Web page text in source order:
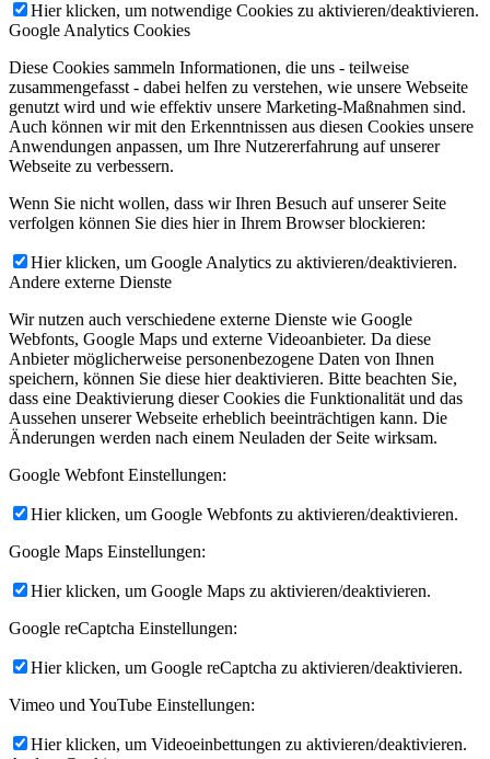
Hier klicken, um notwendige Cookies zu aktivieren/deaktivieren.
Google Analytics Cookies
Diese Cookies sammeln Informationen, die uns - teilweise
zusammengefasst - dabei helfen zu verstehen, wie unsere Webseite
genutzt wird und wie effektiv unsere Marketing-Maßnahmen sind.
Auch können wir mit den Erkenntnissen aus diesen Cookies unsere
Anwendungen anpassen, um Ihre Nutzererfahrung auf unserer
Webseite zu verbessern.
Wenn Sie nicht wollen, dass wir Ihren Besuch auf unserer Seite
verfolgen können Sie dies hier in Ihrem Browser blockieren:
Hier klicken, um Google Analytics zu aktivieren/deaktivieren.
Andere externe Dienste
Wir nutzen auch verschiedene externe Dienste wie Google
Webfonts, Google Maps und externe Videoanbieter. Da diese
Anbieter möglicherweise personenbezogene Daten von Ihnen
speichern, können Sie diese hier deaktivieren. Bitte beachten Sie,
dass eine Deaktivierung dieser Cookies die Funktionalität und das
Aussehen unserer Webseite erheblich beeinträchtigen kann. Die
Änderungen werden nach einem Neuladen der Seite wirksam.
Google Webfont Einstellungen:
Hier klicken, um Google Webfonts zu aktivieren/deaktivieren.
Google Maps Einstellungen:
Hier klicken, um Google Maps zu aktivieren/deaktivieren.
Google reCaptcha Einstellungen:
Hier klicken, um Google reCaptcha zu aktivieren/deaktivieren.
Vimeo und YouTube Einstellungen:
Hier klicken, um Videoeinbettungen zu aktivieren/deaktivieren.